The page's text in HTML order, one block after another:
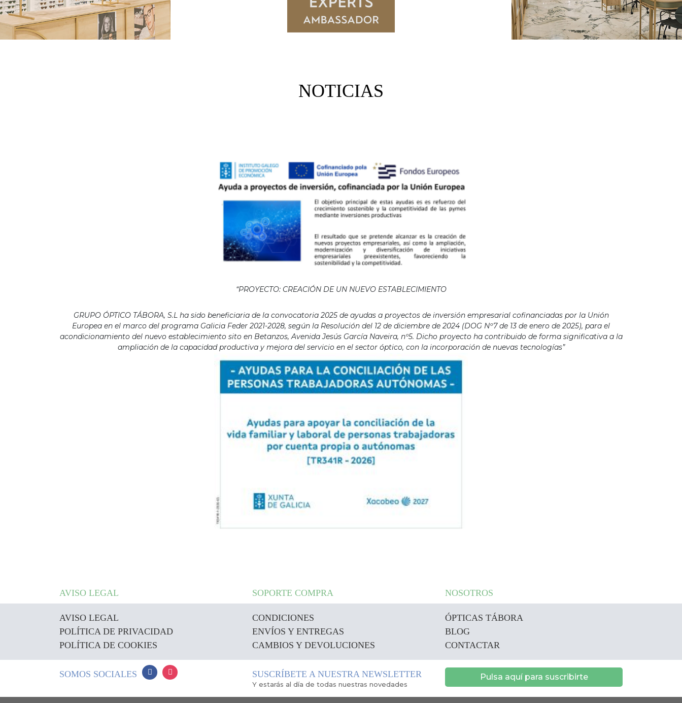
NOTICIAS
“PROYECTO: CREACIÓN DE UN NUEVO ESTABLECIMIENTO
GRUPO ÓPTICO TÁBORA, S.L ha sido beneficiaria de la convocatoria 2025 de ayudas a proyectos de inversión empresarial cofinanciadas por la Unión
Europea en el marco del programa Galicia Feder 2021-2028, según la Resolución del 12 de diciembre de 2024 (DOG Nº7 de 13 de enero de 2025), para el
acondicionamiento del nuevo establecimiento sito en Betanzos, Avenida Jesús García Naveira, nº5. Dicho proyecto ha contribuido de forma significativa a la
ampliación de la capacidad productiva y mejora del servicio en el sector óptico, con la incorporación de nuevas tecnologías”
AVISO LEGAL SOPORTE COMPRA NOSOTROS
AVISO LEGAL
POLÍTICA DE PRIVACIDAD
POLÍTICA DE COOKIES
CONDICIONES
ENVÍOS Y ENTREGAS
CAMBIOS Y DEVOLUCIONES
ÓPTICAS TÁBORA
BLOG
CONTACTAR
SOMOS SOCIALES SUSCRÍBETE A NUESTRA NEWSLETTER
Y estarás al día de todas nuestras novedades
Pulsa aquí para suscribirte